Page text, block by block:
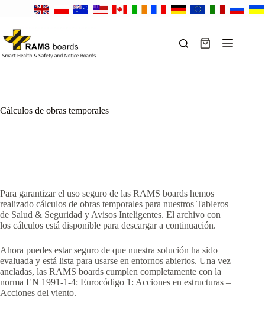
Carro
Cálculos de obras temporales
Para garantizar el uso seguro de las RAMS boards hemos
realizado cálculos de obras temporales para nuestros Tableros
de Salud & Seguridad y Avisos Inteligentes. El archivo con
los cálculos está disponible para descargar a continuación.
Ahora puedes estar seguro de que nuestra solución ha sido
evaluada y está lista para usarse en entornos abiertos. Una vez
ancladas, las RAMS boards cumplen completamente con la
norma EN 1991-1-4: Eurocódigo 1: Acciones en estructuras –
Acciones del viento.